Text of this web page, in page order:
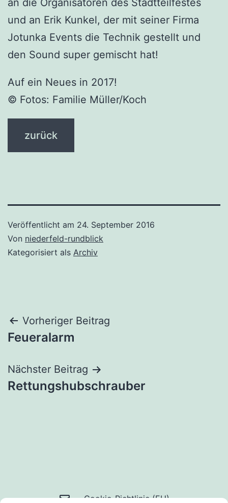
an die Organisatoren des Stadtteilfestes
und an Erik Kunkel, der mit seiner Firma
Jotunka Events die Technik gestellt und
den Sound super gemischt hat!
Auf ein Neues in 2017!
© Fotos: Familie Müller/Koch
zurück
Veröffentlicht am 24. September 2016
Von niederfeld-rundblick
Kategorisiert als Archiv
Beitragsnavigation
Vorheriger Beitrag
Feueralarm
Nächster Beitrag
Rettungshubschrauber
MailCookie-Richtlinie (EU)